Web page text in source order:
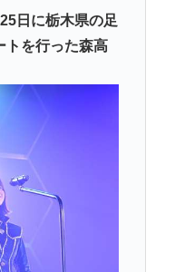
現地の医療リソース
だったな
女性「バウムクーヘ
ムカついたから示談
走行しギネス記録を
くEVよりエコを証明
月で９６００人死亡
品教えて
日に栃木県の足
トを行った森高